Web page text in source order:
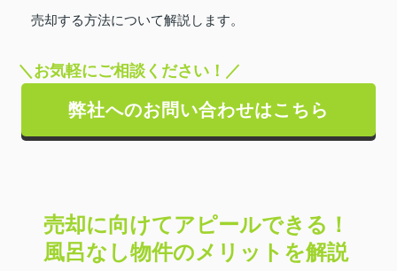
売却する方法について解説します。
＼お気軽にご相談ください！／
弊社へのお問い合わせはこちら
売却に向けてアピールできる！
風呂なし物件のメリットを解説